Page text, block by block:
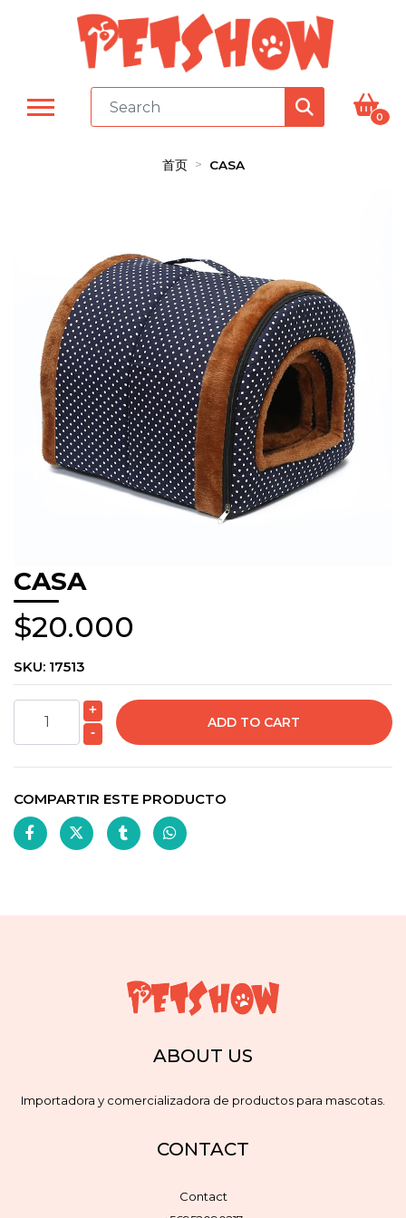
0
首页 CASA
CASA
$20.000
SKU: 17513
+
-
COMPARTIR ESTE PRODUCTO
ABOUT US
Importadora y comercializadora de productos para mascotas.
CONTACT
Contact